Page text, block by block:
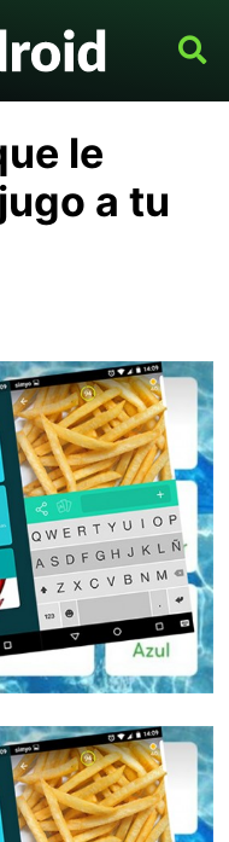
le
a tu